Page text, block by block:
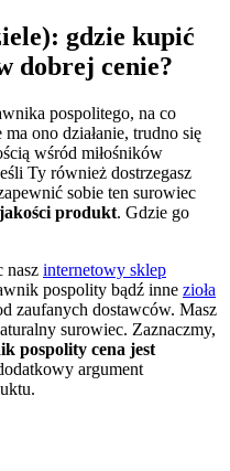
gdzie kupić
dobrej cenie?
pospolitego, na co
ono działanie, trudno się
wśród miłośników
Ty również dostrzegasz
sobie ten surowiec
produkt. Gdzie go
nasz internetowy sklep
pospolity bądź inne zioła
zaufanych dostawców. Masz
surowiec. Zaznaczmy,
pospolity cena jest
argument